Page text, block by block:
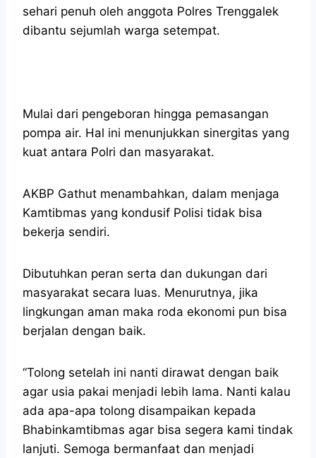
sehari penuh oleh anggota Polres Trenggalek
dibantu sejumlah warga setempat.
Mulai dari pengeboran hingga pemasangan
pompa air. Hal ini menunjukkan sinergitas yang
kuat antara Polri dan masyarakat.
AKBP Gathut menambahkan, dalam menjaga
Kamtibmas yang kondusif Polisi tidak bisa
bekerja sendiri.
Dibutuhkan peran serta dan dukungan dari
masyarakat secara luas. Menurutnya, jika
lingkungan aman maka roda ekonomi pun bisa
berjalan dengan baik.
“Tolong setelah ini nanti dirawat dengan baik
agar usia pakai menjadi lebih lama. Nanti kalau
ada apa-apa tolong disampaikan kepada
Bhabinkamtibmas agar bisa segera kami tindak
lanjuti. Semoga bermanfaat dan menjadi